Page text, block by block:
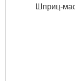
Шприц-